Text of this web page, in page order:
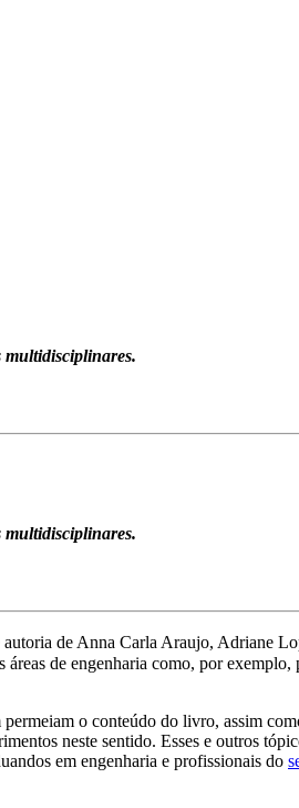
multidisciplinares.
multidisciplinares.
de Anna Carla Araujo, Adriane
áreas de engenharia como, por exemplo,
o conteúdo do livro, assim
neste sentido. Esses e outros
em engenharia e profissionais do